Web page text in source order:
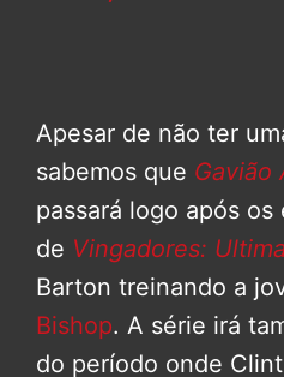
Apesar de não ter
sabemos que Gavião
passará logo após os
de Vingadores:
Barton treinando a
Bishop. A série irá
do período onde